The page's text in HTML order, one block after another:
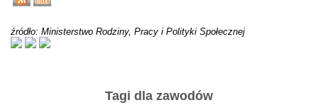
źródło: Ministerstwo Rodziny, Pracy i Polityki Społecznej
Tagi dla zawodów